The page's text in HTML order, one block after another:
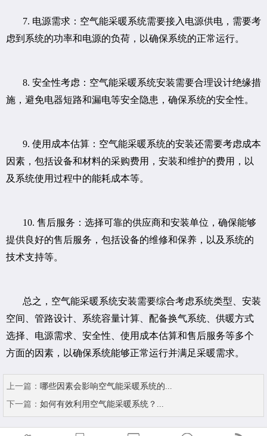
7. 电源需求：空气能采暖系统需要接入电源供电，需要考
虑到系统的功率和电源的负荷，以确保系统的正常运行。
8. 安全性考虑：空气能采暖系统安装需要合理设计绝缘措
施，避免电器短路和漏电等安全隐患，确保系统的安全性。
9. 使用成本估算：空气能采暖系统的安装还需要考虑成本
因素，包括设备和材料的采购费用，安装和维护的费用，以
及系统使用过程中的能耗成本等。
10. 售后服务：选择可靠的供应商和安装单位，确保能够
提供良好的售后服务，包括设备的维修和保养，以及系统的
技术支持等。
总之，空气能采暖系统安装需要综合考虑系统类型、安装
空间、管路设计、系统容量计算、配备换气系统、供暖方式
选择、电源需求、安全性、使用成本估算和售后服务等多个
方面的因素，以确保系统能够正常运行并满足采暖需求。
上一篇： 哪些因素会影响空气能采暖系统的...
下一篇： 如何有效利用空气能采暖系统？...